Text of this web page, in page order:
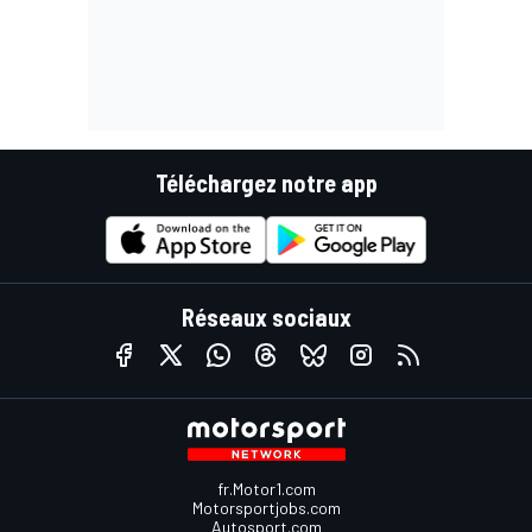
Téléchargez notre app
Réseaux sociaux
fr.Motor1.com
Motorsportjobs.com
Autosport.com